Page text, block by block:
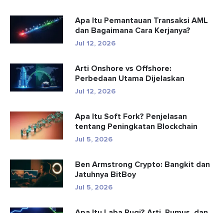
Apa Itu Pemantauan Transaksi AML
dan Bagaimana Cara Kerjanya?
Jul 12, 2026
Arti Onshore vs Offshore:
Perbedaan Utama Dijelaskan
Jul 12, 2026
Apa Itu Soft Fork? Penjelasan
tentang Peningkatan Blockchain
Jul 5, 2026
Ben Armstrong Crypto: Bangkit dan
Jatuhnya BitBoy
Jul 5, 2026